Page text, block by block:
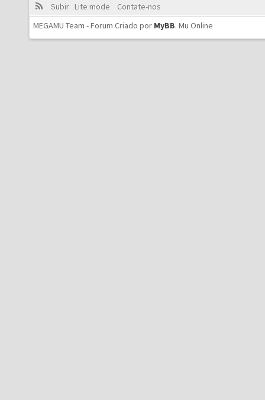
Subir Lite mode
Contate-nos
MEGAMU Team - Forum Criado por MyBB. Mu Online